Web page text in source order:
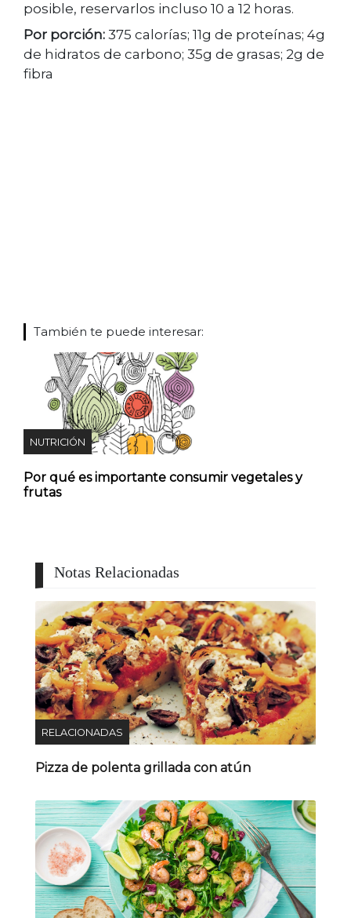
posible, reservarlos incluso 10 a 12 horas.
Por porción: 375 calorías; 11g de proteínas; 4g
de hidratos de carbono; 35g de grasas; 2g de
fibra
También te puede interesar:
NUTRICIÓN
Por qué es importante consumir vegetales y
frutas
Notas Relacionadas
RELACIONADAS
Pizza de polenta grillada con atún